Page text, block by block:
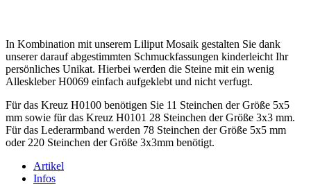
In Kombination mit unserem Liliput Mosaik gestalten Sie dank
unserer darauf abgestimmten Schmuckfassungen kinderleicht Ihr
persönliches Unikat. Hierbei werden die Steine mit ein wenig
Alleskleber H0069 einfach aufgeklebt und nicht verfugt.
Für das Kreuz H0100 benötigen Sie 11 Steinchen der Größe 5x5
mm sowie für das Kreuz H0101 28 Steinchen der Größe 3x3 mm.
Für das Lederarmband werden 78 Steinchen der Größe 5x5 mm
oder 220 Steinchen der Größe 3x3mm benötigt.
Artikel
Infos